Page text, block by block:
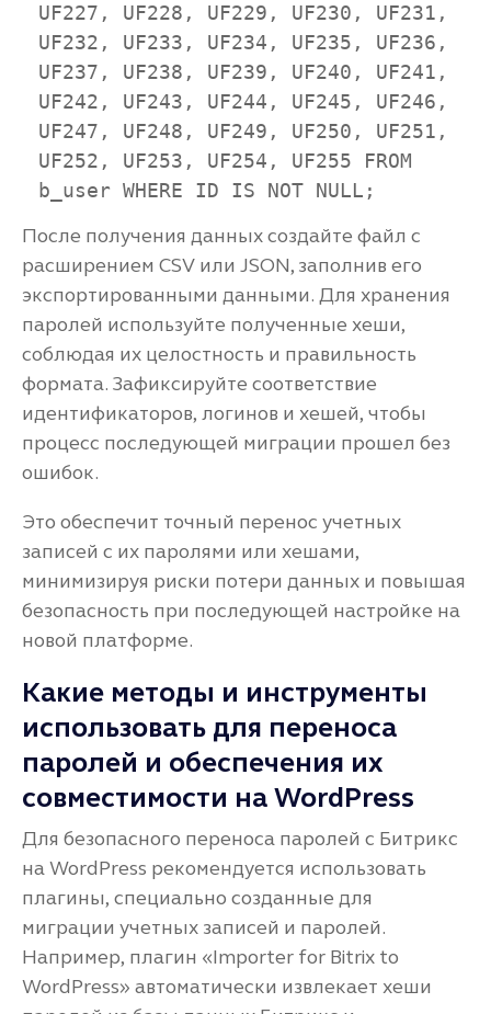
UF227, UF228, UF229, UF230, UF231,
UF232, UF233, UF234, UF235, UF236,
UF237, UF238, UF239, UF240, UF241,
UF242, UF243, UF244, UF245, UF246,
UF247, UF248, UF249, UF250, UF251,
UF252, UF253, UF254, UF255 FROM
b_user WHERE ID IS NOT NULL;
После получения данных создайте файл с
расширением CSV или JSON, заполнив его
экспортированными данными. Для хранения
паролей используйте полученные хеши,
соблюдая их целостность и правильность
формата. Зафиксируйте соответствие
идентификаторов, логинов и хешей, чтобы
процесс последующей миграции прошел без
ошибок.
Это обеспечит точный перенос учетных
записей с их паролями или хешами,
минимизируя риски потери данных и повышая
безопасность при последующей настройке на
новой платформе.
Какие методы и инструменты
использовать для переноса
паролей и обеспечения их
совместимости на WordPress
Для безопасного переноса паролей с Битрикс
на WordPress рекомендуется использовать
плагины, специально созданные для
миграции учетных записей и паролей.
Например, плагин «Importer for Bitrix to
WordPress» автоматически извлекает хеши